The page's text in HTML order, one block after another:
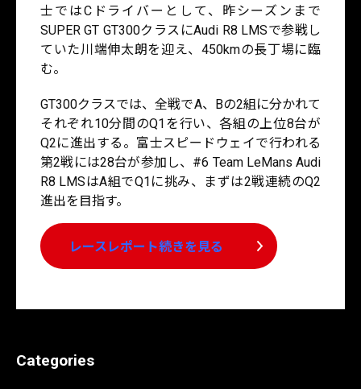
士ではCドライバーとして、昨シーズンまで
SUPER GT GT300クラスにAudi R8 LMSで参戦し
ていた川端伸太朗を迎え、450kmの長丁場に臨
む。
GT300クラスでは、全戦でA、Bの2組に分かれて
それぞれ10分間のQ1を行い、各組の上位8台が
Q2に進出する。富士スピードウェイで行われる
第2戦には28台が参加し、#6 Team LeMans Audi
R8 LMSはA組でQ1に挑み、まずは2戦連続のQ2
進出を目指す。
レースレポート続きを見る
Categories